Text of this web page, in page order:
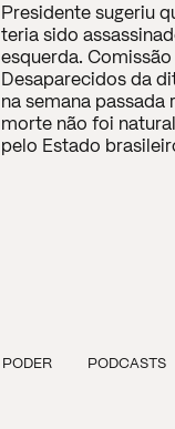
Presidente sugeriu
teria sido
esquerda.
Desaparecidos da
na semana passada
morte não foi
pelo Estado
PODER PODCASTS